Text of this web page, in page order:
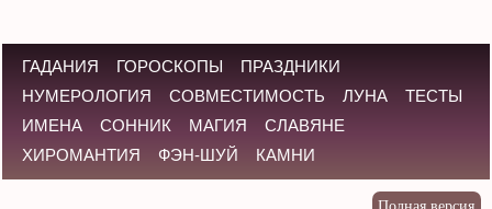
ГАДАНИЯ ГОРОСКОПЫ
ПРАЗДНИКИ
НУМЕРОЛОГИЯ
СОВМЕСТИМОСТЬ ЛУНА
ТЕСТЫ
ИМЕНА
СОННИК МАГИЯ
СЛАВЯНЕ
ХИРОМАНТИЯ
ФЭН-ШУЙ КАМНИ